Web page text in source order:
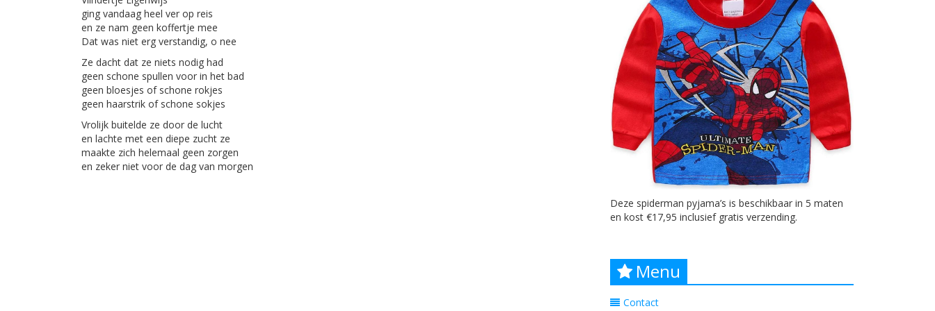
ging vandaag heel ver op reis
en ze nam geen koffertje mee
Dat was niet erg verstandig, o nee
Ze dacht dat ze niets nodig had
geen schone spullen voor in het bad
geen bloesjes of schone rokjes
geen haarstrik of schone sokjes
Vrolijk buitelde ze door de lucht
en lachte met een diepe zucht ze
maakte zich helemaal geen zorgen
en zeker niet voor de dag van morgen
Deze spiderman pyjama’s is beschikbaar in 5 maten
en kost €17,95 inclusief gratis verzending.
Menu
Contact